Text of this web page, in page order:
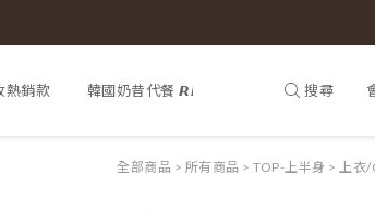
銷款 韓國奶昔代餐 𝙍𝙀𝙉𝙀𝙒 𝙋𝙃𝙔 𝕊𝔸𝕃𝔼
搜尋
全部商品 > 所有商品 > TOP-上半身 > 上衣/